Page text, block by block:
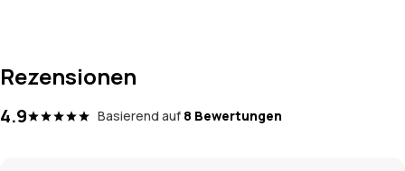
Rezensionen
4.9 Basierend auf 8 Bewertungen